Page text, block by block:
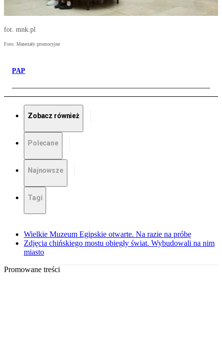
fot. mnk.pl
Foto: Materiały promocyjne
PAP
Zobacz również
Polecane
Najnowsze
Tagi
Wielkie Muzeum Egipskie otwarte. Na razie na próbę
Zdjęcia chińskiego mostu obiegły świat. Wybudowali na nim
miasto
Promowane treści